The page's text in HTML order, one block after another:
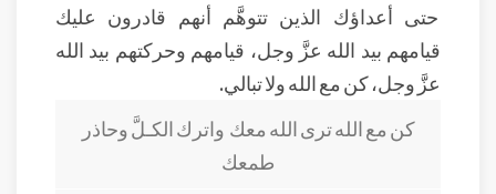
حتى أعداؤك الذين تتوهَّم أنهم قادرون عليك
قيامهم بيد الله عزَّ وجل، قيامهم وحركتهم بيد الله
عزَّ وجل، كن مع الله ولا تبالي.
كن مع الله ترى الله معك واترك الكـلَّ وحاذر
طمعك